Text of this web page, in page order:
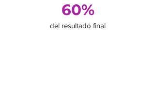
60%
del resultado final